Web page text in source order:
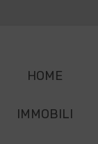
HOME
IMMOBILI